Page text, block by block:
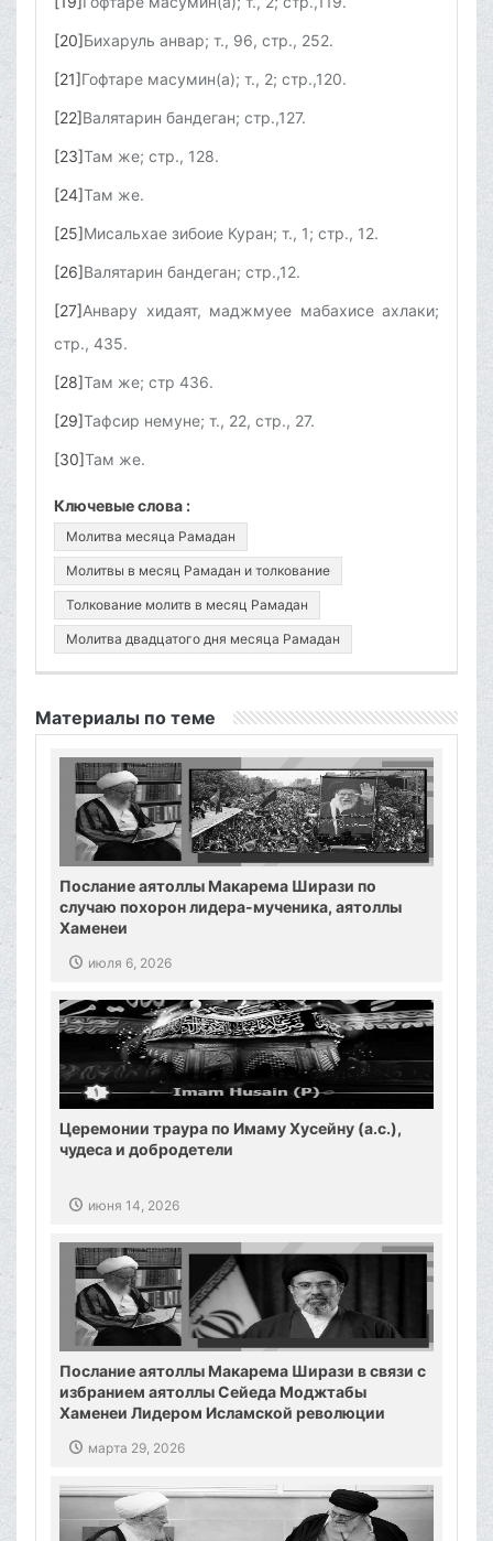
[20]Бихаруль анвар; т., 96, стр., 252.
[21]Гофтаре масумин(а); т., 2; стр.,120.
[22]Валятарин бандеган; стр.,127.
[23]Там же; стр., 128.
[24]Там же.
[25]Мисальхае зибоие Куран; т., 1; стр., 12.
[26]Валятарин бандеган; стр.,12.
[27]Анвару хидаят, маджмуее мабахисе ахлаки;
стр., 435.
[28]Там же; стр 436.
[29]Тафсир немуне; т., 22, стр., 27.
[30]Там же.
Ключевые слова :
Молитва месяца Рамадан
Молитвы в месяц Рамадан и толкование
Толкование молитв в месяц Рамадан
Молитва двадцатого дня месяца Рамадан
Материалы по теме
Послание аятоллы Макарема Ширази по
случаю похорон лидера-мученика, аятоллы
Хаменеи
июля 6, 2026
Церемонии траура по Имаму Хусейну (а.с.),
чудеса и добродетели
июня 14, 2026
Послание аятоллы Макарема Ширази в связи с
избранием аятоллы Сейеда Моджтабы
Хаменеи Лидером Исламской революции
марта 29, 2026